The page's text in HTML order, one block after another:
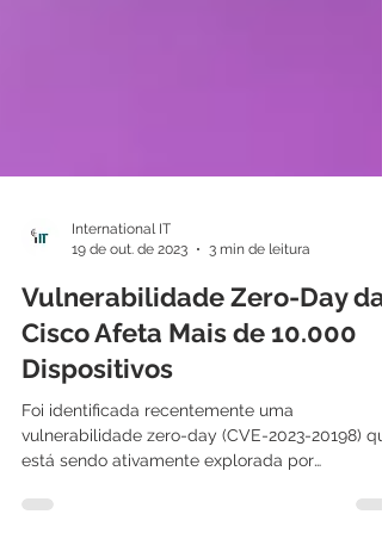
19 de out. de 2023
3 min de leitura
Vulnerabilidade Zero-Day da
Cisco Afeta Mais de 10.000
Dispositivos
Foi identificada recentemente uma
está sendo ativamente explorada por